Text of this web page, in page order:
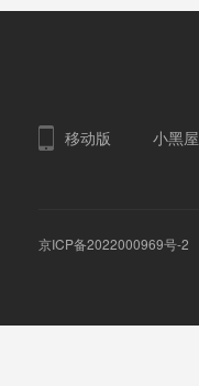
移动版 小黑屋
京ICP备2022000969号-2